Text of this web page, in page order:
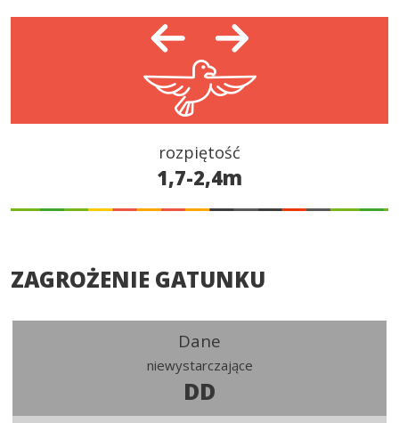
rozpiętość
1,7-2,4m
ZAGROŻENIE GATUNKU
Dane
niewystarczające
DD